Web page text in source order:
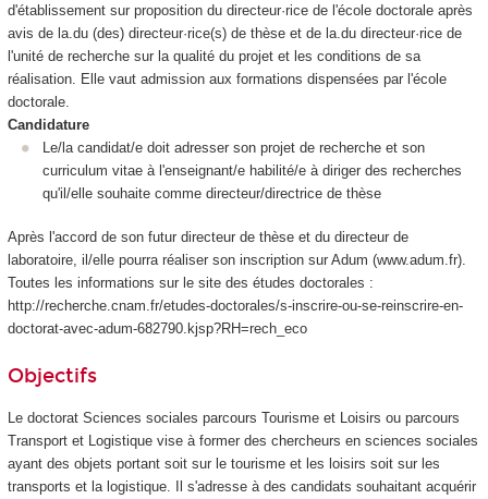
d'établissement sur proposition du directeur·rice de l'école doctorale après
avis de la.du (des) directeur·rice(s) de thèse et de la.du directeur·rice de
l'unité de recherche sur la qualité du projet et les conditions de sa
réalisation. Elle vaut admission aux formations dispensées par l'école
doctorale.
Candidature
Le/la candidat/e doit adresser son projet de recherche et son
curriculum vitae à l'enseignant/e habilité/e à diriger des recherches
qu'il/elle souhaite comme directeur/directrice de thèse
Après l'accord de son futur directeur de thèse et du directeur de
laboratoire, il/elle pourra réaliser son inscription sur Adum (www.adum.fr).
Toutes les informations sur le site des études doctorales :
http://recherche.cnam.fr/etudes-doctorales/s-inscrire-ou-se-reinscrire-en-
doctorat-avec-adum-682790.kjsp?RH=rech_eco
Objectifs
Le doctorat Sciences sociales parcours Tourisme et Loisirs ou parcours
Transport et Logistique vise à former des chercheurs en sciences sociales
ayant des objets portant soit sur le tourisme et les loisirs soit sur les
transports et la logistique. Il s'adresse à des candidats souhaitant acquérir